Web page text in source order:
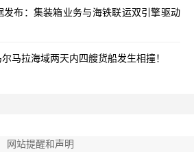
发布：集装箱业务与海铁联运双引擎驱动
马拉海域两天内四艘货船发生相撞！
网站提醒和声明